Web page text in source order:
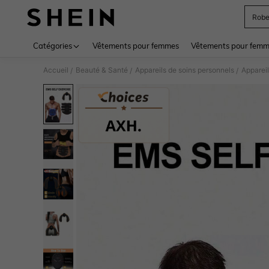
Robe
Catégories Vêtements pour femmes Vêtements pour
Accueil / Beauté & Santé / Appareils de soins personnels /